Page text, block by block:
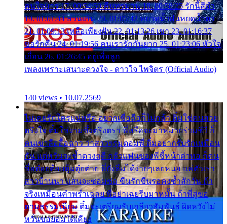
คนใจมาร 17. 00:54:50 คืนทรมาน 18. 00:58:25 รักนี้สีดำ
19. 01:01:44 ส่วนเกิน 20. 01:05:42 หยาดน้ำฝนหยดน้ำตา
21. 01:09:13 เหลือเพียงฝัน 22. 01:13:26 เขา 23. 01:16:37
ขอรักคืน 24. 01:19:56 คนเรารักกันยาก 25. 01:23:06 หัวใจ
เถื่อน 26. 01:26:45 อยู่เพื่อลูก
เพลงเพราะเสนาะดวงใจ - ดาวใจ ไพจิตร (Official Audio)
140 views • 10.07.2569
ไม่เคยรักใครแน่หรือ อยากเชื่อถือก็ไม่กล้า ติ๋มใช่คนสวย
ตรึงใจ ติ๋มใช่งามซึ้งตรึงตรา พี่หรือจะมาหมายร่วมชีวี ก็
คนเขาลืออื้อฉาว ว่าสาวๆรุมตอมพี่ ติ๋มอยากรับรักเหมือน
กัน แต่หวั่นจะช้ำดวงฤดี กลัวแฟนของพี่ชี้หน้าด่าทอ ก็คน
ชื่อต๋อยต้อยตุ้มตุ๋ยต่าย พี่ยังลืมได้ง่ายๆเลยหนอ แค่ตัวเรา
สาวบ้านนา แสนจะซอมซ่อ ขืนรักขืนรอคงช้ำสักวัน ถ้า
จริงเหมือนคำพร่ำเฉลย พี่อย่าเฉยรีบมาหมั้น ถ้าพี่สู่ขอ
ตามธรรมเนียม ติ๋มจะเตรียมรับเกลียวสัมพันธ์ ผิดหวังไม่
หวั่นขอยอมได้เคียง